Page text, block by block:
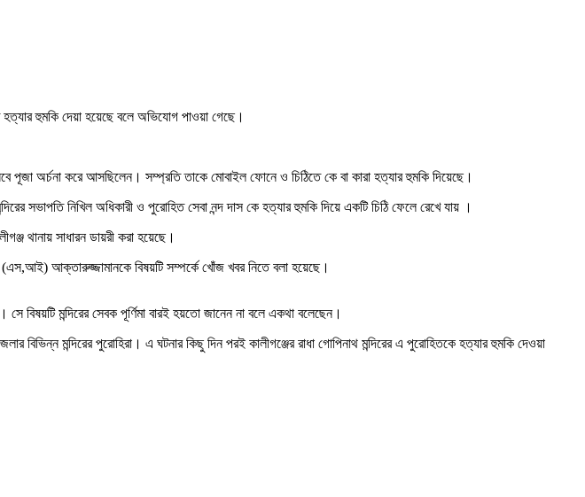
হত্যার হুমকি দেয়া হয়েছে বলে অভিযোগ পাওয়া গেছে।
পূজা অর্চনা করে আসছিলেন। সম্প্রতি তাকে মোবাইল ফোনে ও চিঠিতে কে বা কারা হত্যার হুমকি দিয়েছে।
সভাপতি নিখিল অধিকারী ও পুরোহিত সেবা নন্দ দাস কে হত্যার হুমকি দিয়ে একটি চিঠি ফেলে রেখে যায় ।
থানায় সাধারন ডায়রী করা হয়েছে।
(এস,আই) আক্তারুজ্জামানকে বিষয়টি সম্পর্কে খোঁজ খবর নিতে বলা হয়েছে।
বিষয়টি মন্দিরের সেবক পূর্ণিমা বারই হয়তো জানেন না বলে একথা বলেছেন।
মন্দিরের পুরোহিরা। এ ঘটনার কিছু দিন পরই কালীগঞ্জের রাধা গোপিনাথ মন্দিরের এ পুরোহিতকে হত্যার হুমকি দেওয়া